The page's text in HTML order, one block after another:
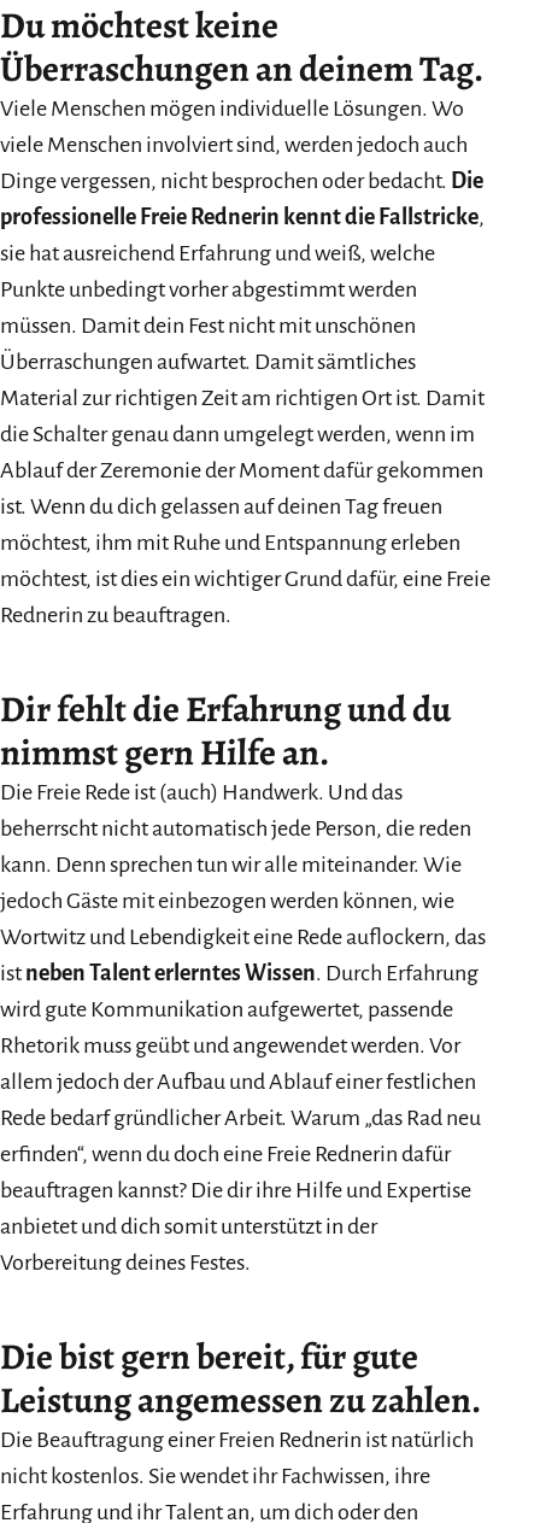
Du möchtest keine
Überraschungen an deinem Tag.
Viele Menschen mögen individuelle Lösungen. Wo
viele Menschen involviert sind, werden jedoch auch
Dinge vergessen, nicht besprochen oder bedacht. Die
professionelle Freie Rednerin kennt die Fallstricke,
sie hat ausreichend Erfahrung und weiß, welche
Punkte unbedingt vorher abgestimmt werden
müssen. Damit dein Fest nicht mit unschönen
Überraschungen aufwartet. Damit sämtliches
Material zur richtigen Zeit am richtigen Ort ist. Damit
die Schalter genau dann umgelegt werden, wenn im
Ablauf der Zeremonie der Moment dafür gekommen
ist. Wenn du dich gelassen auf deinen Tag freuen
möchtest, ihm mit Ruhe und Entspannung erleben
möchtest, ist dies ein wichtiger Grund dafür, eine Freie
Rednerin zu beauftragen.
Dir fehlt die Erfahrung und du
nimmst gern Hilfe an.
Die Freie Rede ist (auch) Handwerk. Und das
beherrscht nicht automatisch jede Person, die reden
kann. Denn sprechen tun wir alle miteinander. Wie
jedoch Gäste mit einbezogen werden können, wie
Wortwitz und Lebendigkeit eine Rede auflockern, das
ist neben Talent erlerntes Wissen. Durch Erfahrung
wird gute Kommunikation aufgewertet, passende
Rhetorik muss geübt und angewendet werden. Vor
allem jedoch der Aufbau und Ablauf einer festlichen
Rede bedarf gründlicher Arbeit. Warum „das Rad neu
erfinden“, wenn du doch eine Freie Rednerin dafür
beauftragen kannst? Die dir ihre Hilfe und Expertise
anbietet und dich somit unterstützt in der
Vorbereitung deines Festes.
Die bist gern bereit, für gute
Leistung angemessen zu zahlen.
Die Beauftragung einer Freien Rednerin ist natürlich
nicht kostenlos. Sie wendet ihr Fachwissen, ihre
Erfahrung und ihr Talent an, um dich oder den